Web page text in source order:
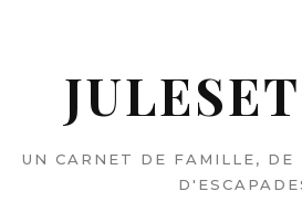
UN CARNET DE FAMILLE, DE